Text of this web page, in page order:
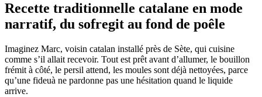
Recette traditionnelle catalane en mode
narratif, du sofregit au fond de poêle
Imaginez Marc, voisin catalan installé près de Sète, qui cuisine
comme s’il allait recevoir. Tout est prêt avant d’allumer, le bouillon
frémit à côté, le persil attend, les moules sont déjà nettoyées, parce
qu’une fideuà ne pardonne pas une hésitation quand le liquide
arrive.